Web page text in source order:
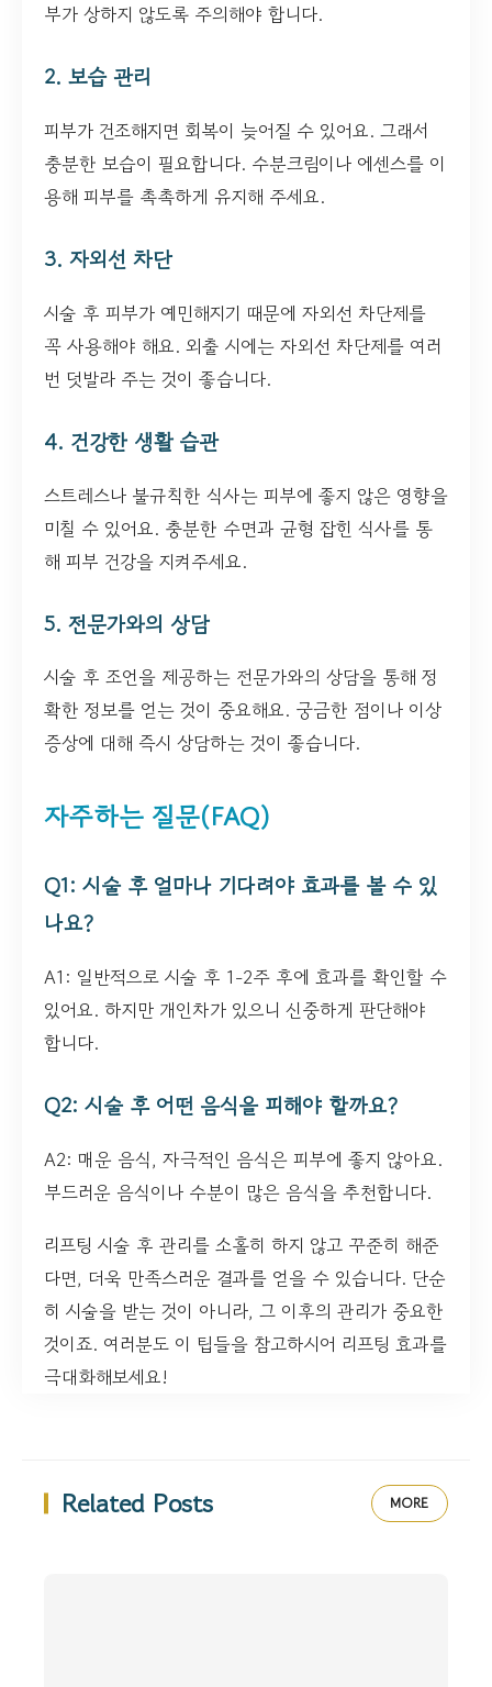
부가 상하지 않도록 주의해야 합니다.
2. 보습 관리
피부가 건조해지면 회복이 늦어질 수 있어요. 그래서
충분한 보습이 필요합니다. 수분크림이나 에센스를 이
용해 피부를 촉촉하게 유지해 주세요.
3. 자외선 차단
시술 후 피부가 예민해지기 때문에 자외선 차단제를
꼭 사용해야 해요. 외출 시에는 자외선 차단제를 여러
번 덧발라 주는 것이 좋습니다.
4. 건강한 생활 습관
스트레스나 불규칙한 식사는 피부에 좋지 않은 영향을
미칠 수 있어요. 충분한 수면과 균형 잡힌 식사를 통
해 피부 건강을 지켜주세요.
5. 전문가와의 상담
시술 후 조언을 제공하는 전문가와의 상담을 통해 정
확한 정보를 얻는 것이 중요해요. 궁금한 점이나 이상
증상에 대해 즉시 상담하는 것이 좋습니다.
자주하는 질문(FAQ)
Q1: 시술 후 얼마나 기다려야 효과를 볼 수 있
나요?
A1: 일반적으로 시술 후 1-2주 후에 효과를 확인할 수
있어요. 하지만 개인차가 있으니 신중하게 판단해야
합니다.
Q2: 시술 후 어떤 음식을 피해야 할까요?
A2: 매운 음식, 자극적인 음식은 피부에 좋지 않아요.
부드러운 음식이나 수분이 많은 음식을 추천합니다.
리프팅 시술 후 관리를 소홀히 하지 않고 꾸준히 해준
다면, 더욱 만족스러운 결과를 얻을 수 있습니다. 단순
히 시술을 받는 것이 아니라, 그 이후의 관리가 중요한
것이죠. 여러분도 이 팁들을 참고하시어 리프팅 효과를
극대화해보세요!
Related Posts MORE